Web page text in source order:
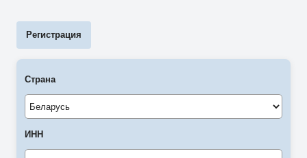
Регистрация
Страна
ИНН